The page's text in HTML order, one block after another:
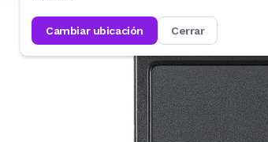
cambiar ubicación cerrar